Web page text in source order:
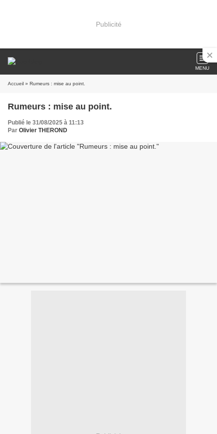
Publicité
MENU
Accueil » Rumeurs : mise au point.
Rumeurs : mise au point.
Publié le 31/08/2025 à 11:13
Par Olivier THEROND